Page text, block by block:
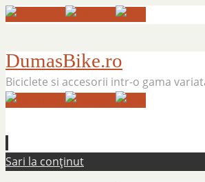
DumasBike.ro
Biciclete si accesorii intr-o gama
Sari la conținut